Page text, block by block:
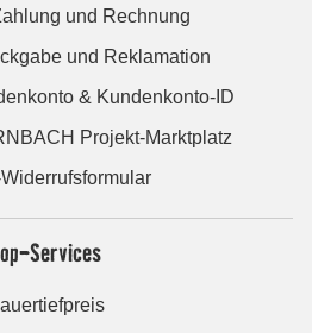
und Rechnung
und Reklamation
& Kundenkonto-ID
Projekt-Marktplatz
Services